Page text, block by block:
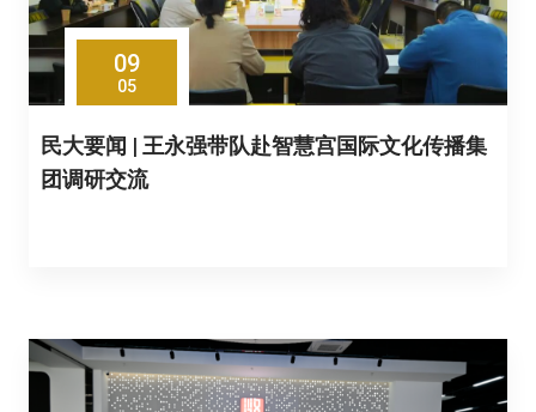
09
05
民大要闻 | 王永强带队赴智慧宫国际文化传播集
团调研交流